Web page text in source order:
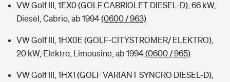
VW Golf III, 1EX0 (GOLF CABRIOLET DIESEL-D), 66 kW,
Diesel, Cabrio, ab 1994(0600 / 963)
VW Golf III, 1HX0E (GOLF-CITYSTROMER/ ELEKTRO),
20 kW, Elektro, Limousine, ab 1994(0600 / 965)
VW Golf III, 1HX1 (GOLF VARIANT SYNCRO DIESEL-D),